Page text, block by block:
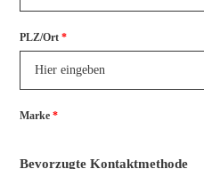
PLZ/Ort*
Marke *
Bevorzugte Kontaktmethode